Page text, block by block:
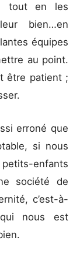
tout en les
bien…en
équipes
au point.
être patient ;
erroné que
si nous
enfants
société de
c’est-à-
nous est